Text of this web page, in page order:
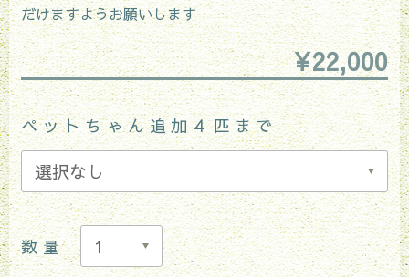
だけますようお願いします
¥22,000
ペットちゃん追加４匹まで
数量